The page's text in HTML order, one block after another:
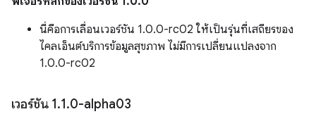
นี่คือการเลื่อนเวอร์ชัน 1.0.0-rc02 ให้เป็นรุ่นที่เสถียรของ
ไคลเอ็นต์บริการข้อมูลสุขภาพ ไม่มีการเปลี่ยนแปลงจาก
1.0.0-rc02
เวอร์ชัน 1.1.0-alpha03